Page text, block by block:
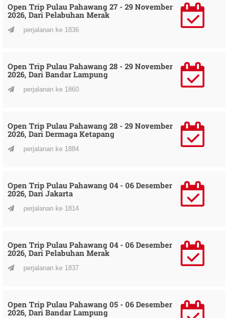
Open Trip Pulau Pahawang 27 - 29 November
2026, Dari Pelabuhan Merak
perjalanan ke 1836
Open Trip Pulau Pahawang 28 - 29 November
2026, Dari Bandar Lampung
perjalanan ke 1860
Open Trip Pulau Pahawang 28 - 29 November
2026, Dari Dermaga Ketapang
perjalanan ke 1884
Open Trip Pulau Pahawang 04 - 06 Desember
2026, Dari Jakarta
perjalanan ke 1814
Open Trip Pulau Pahawang 04 - 06 Desember
2026, Dari Pelabuhan Merak
perjalanan ke 1837
Open Trip Pulau Pahawang 05 - 06 Desember
2026, Dari Bandar Lampung